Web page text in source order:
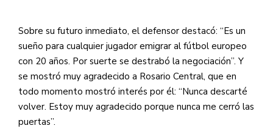
Sobre su futuro inmediato, el defensor destacó: “Es un
sueño para cualquier jugador emigrar al fútbol europeo
con 20 años. Por suerte se destrabó la negociación”. Y
se mostró muy agradecido a Rosario Central, que en
todo momento mostró interés por él: “Nunca descarté
volver. Estoy muy agradecido porque nunca me cerró las
puertas”.